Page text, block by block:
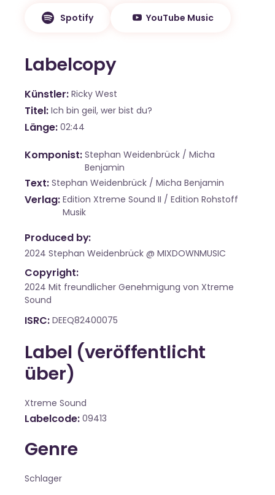
Spotify YouTube Music
Labelcopy
Künstler Ricky West
Titel Ich bin geil, wer bist du?
Länge 02:44
Komponist Stephan Weidenbrück / Micha
Benjamin
Text Stephan Weidenbrück / Micha Benjamin
Verlag Edition Xtreme Sound II / Edition Rohstoff
Musik
Produced by:
2024 Stephan Weidenbrück @ MIXDOWNMUSIC
Copyright:
2024 Mit freundlicher Genehmigung von Xtreme
Sound
ISRC DEEQ82400075
Label (veröffentlicht
über)
Xtreme Sound
Labelcode 09413
Genre
Schlager